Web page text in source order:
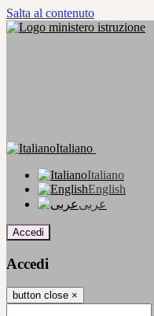
Salta al contenuto
Italiano
Italiano
English
عربى
Accedi
Accedi
button close ×